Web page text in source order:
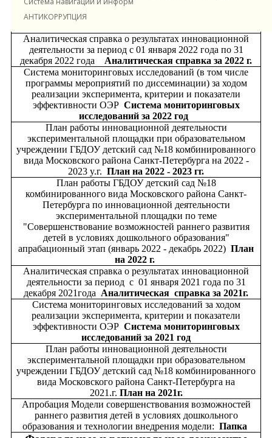
АНТИКОРРУПЦИЯ
учреждении ГБДОУ детский сад №18 Московского
района Санкт-Петербурга на
Аналитическая справка о результатах инновационной
деятельности за период с 01 января 2022 года по 31
декабря 2022 года
Аналитическая справка за 2022 г.
Система мониторинговых исследований (в том числе
программы мероприятий по диссеминации) за ходом
реализации эксперимента, критерии и показатели
эффективности ОЭР Система мониторинговых
исследований за 2022 год
План работы инновационной деятельности
экспериментальной площадки при образовательном
учреждении ГБДОУ детский сад №18 комбинированного
вида Московского района Санкт-Петербурга на 2022 -
2023 y.г. План на 2022 - 2023 гг.
План работы ГБДОУ детский сад №18
комбинированного вида Московского района Санкт-
Петербурга по инновационной деятельности
экспериментальной площадки по теме
"Совершенствование возможностей раннего развития
детей в условиях дошкольного образования"
апрабационный этап (январь 2022 - декабрь 2022) План
на 2022 г.
Аналитическая справка о результатах инновационной
деятельности за период с 01 января 2021 года по 31
декабря 2021года Аналитическая справка за 2021г.
Система мониторинговых исследований за ходом
реализации эксперимента, критерии и показатели
эффективности ОЭР Система мониторинговых
исследований за 2021 год
План работы инновационной деятельности
экспериментальной площадки при образовательном
учреждении ГБДОУ детский сад №18 комбинированного
вида Московского района Санкт-Петербурга на
2021.г. План на 2021г.
Апробация Модели совершенствования возможностей
раннего развития детей в условиях дошкольного
образования и технологии внедрения модели: Папка